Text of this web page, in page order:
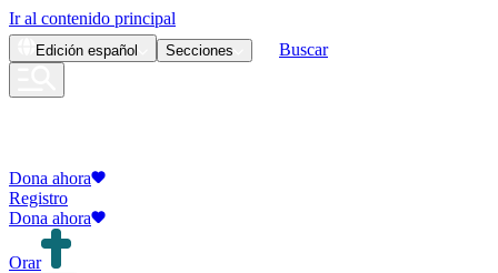
Ir al contenido principal
Edición español Secciones Buscar
Dona ahora
Registro
Dona ahora
Orar